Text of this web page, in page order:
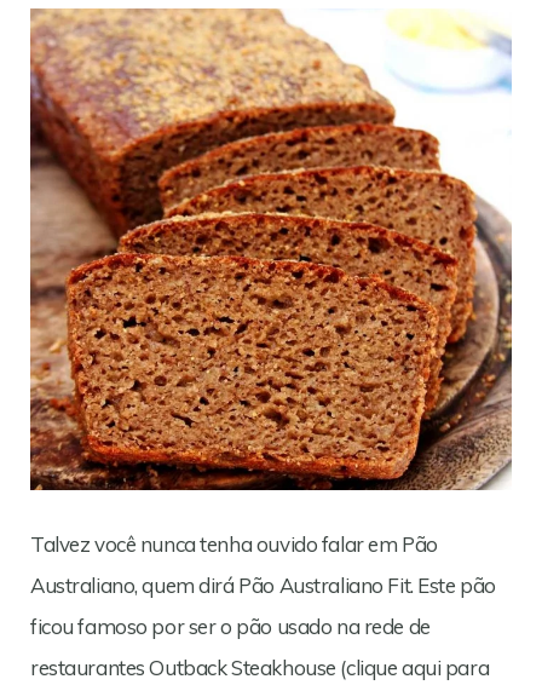
Talvez você nunca tenha ouvido falar em Pão
Australiano, quem dirá Pão Australiano Fit. Este pão
ficou famoso por ser o pão usado na rede de
restaurantes Outback Steakhouse (clique aqui para